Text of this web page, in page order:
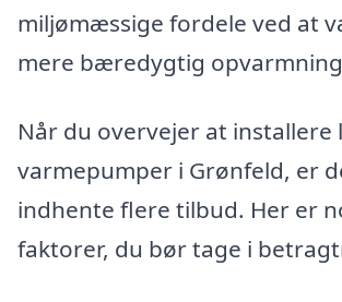
miljømæssige fordele ved at
mere bæredygtig
Når du overvejer at installere
varmepumper i Grønfeld, er
indhente flere tilbud. Her er
faktorer, du bør tage i